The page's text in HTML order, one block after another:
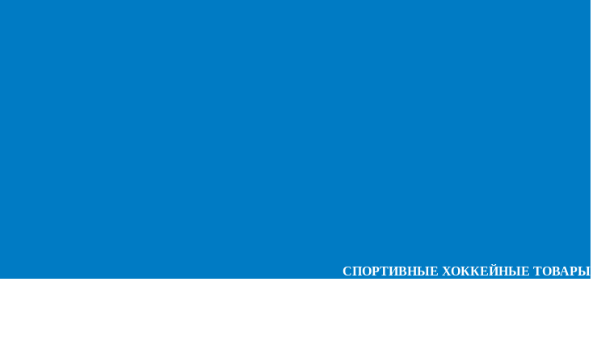
СПОРТИВНЫЕ ХОККЕЙНЫЕ ТОВАРЫ